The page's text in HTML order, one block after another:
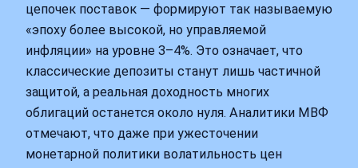
цепочек поставок — формируют так называемую
«эпоху более высокой, но управляемой
инфляции» на уровне 3–4%. Это означает, что
классические депозиты станут лишь частичной
защитой, а реальная доходность многих
облигаций останется около нуля. Аналитики МВФ
отмечают, что даже при ужесточении
монетарной политики волатильность цен